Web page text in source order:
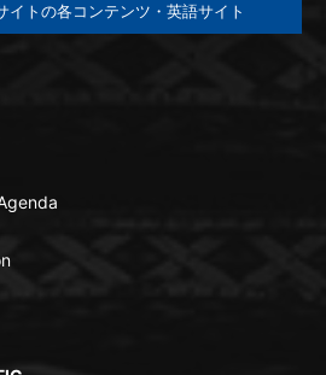
イトの各コンテンツ・英語サイト